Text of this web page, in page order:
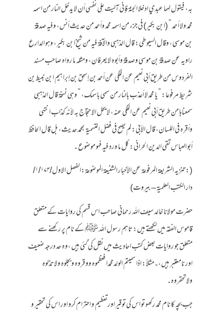
به، فيقول لهما عبدي ادخلا الجنة فإني آليت على نفسي أن لا يدخل النار من اسمه
محمد ولا أحمد ” (ابن بكير) في جزء من اسمه محمد وأحمد من حديث أنس، وفيه صدقة
بن موسى، وقال السيوطي: قال الذهبي والآفة فيه من شيخ ابن بكير، وهو الدارع
راويه عن صدقة بن موسى وصدقة وأبوه لا يعرفان، ومثله ما رواه صاحب مسند
الفردوس من طريق أبي نعيم عن اللكي عن أحمد بن إسحق بن إبراهيم ابن نبيط بن
شريط مرفوعا: ” يا محمد لا أعذب بالنار من سمي باسمك، ” وهي نسخة قال الذهبي
سمعناها من طريق أبي نعيم عن اللكي عنه، لا يحل الاحتجاج به لأنه كذاب انتهى
وأقره في اللسان، قال الأبي: لم يصح في فضل التسمية بمحمد حديث، بل قال الحافظ
أبو العباس تقي الدين الحراني: كل ما ورد فيه فهو موضوع ۔
(: تنزيه الشريعة المرفوعة عن الأخبار الشنيعة الموضوعة:الفصل الاول/۱/۱۷۴/
دار الكتب العلمية – بيروت)
حضرت مولانا خالد سیف اللہ رحمانی صاحب اس قسم کی روایات کے متعلق
قاموس الفقہ میں لکھتے ہیں: تاہم رسول اللہ ﷺ کے نام پر رکھنے سے
متعلق جو روایات بعض کتب احادیث میں نقل کی گئی ہیں ،وہ حد درجہ ضعیف
اور نامعتبر ہیں،۔مثلاً: اذا سمیتم الولدمحمدا فعظموہ ووقروہ وبجلوہ ولاتذلوہ
ولاتحقروہ۔
جب بچہ کا نام محمد رکھو تو اس کی توقیر اورتعظیم و احترام کرو اور اس کی تحقیر و